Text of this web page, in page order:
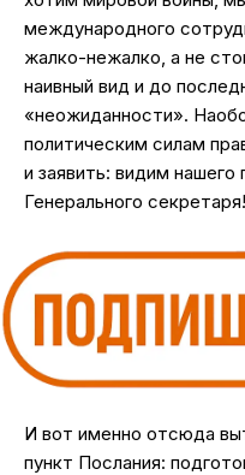
международного
жалко-нежалко, а не
наивный вид и до
«неожиданности».
политическим силам
и заявить: видим нашего
Генерального секретаря!
И вот именно отсюда
пункт Послания: